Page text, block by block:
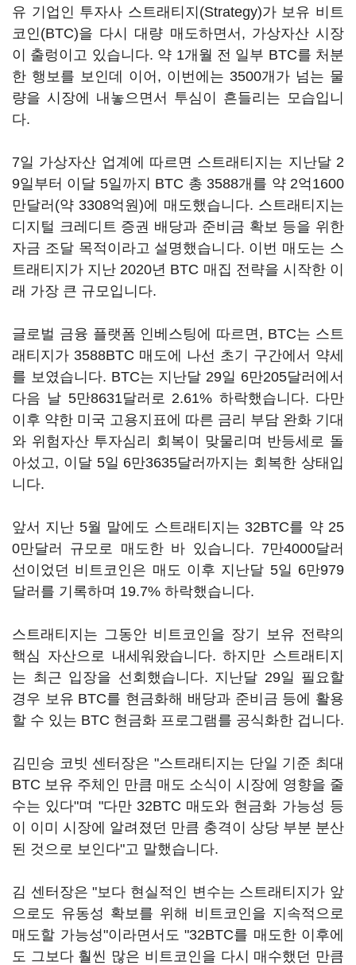
유 기업인 투자사 스트래티지(Strategy)가 보유 비트
코인(BTC)을 다시 대량 매도하면서, 가상자산 시장
이 출렁이고 있습니다. 약 1개월 전 일부 BTC를 처분
한 행보를 보인데 이어, 이번에는 3500개가 넘는 물
량을 시장에 내놓으면서 투심이 흔들리는 모습입니
다.
7일 가상자산 업계에 따르면 스트래티지는 지난달 2
9일부터 이달 5일까지 BTC 총 3588개를 약 2억1600
만달러(약 3308억원)에 매도했습니다. 스트래티지는
디지털 크레디트 증권 배당과 준비금 확보 등을 위한
자금 조달 목적이라고 설명했습니다. 이번 매도는 스
트래티지가 지난 2020년 BTC 매집 전략을 시작한 이
래 가장 큰 규모입니다.
글로벌 금융 플랫폼 인베스팅에 따르면, BTC는 스트
래티지가 3588BTC 매도에 나선 초기 구간에서 약세
를 보였습니다. BTC는 지난달 29일 6만205달러에서
다음 날 5만8631달러로 2.61% 하락했습니다. 다만
이후 약한 미국 고용지표에 따른 금리 부담 완화 기대
와 위험자산 투자심리 회복이 맞물리며 반등세로 돌
아섰고, 이달 5일 6만3635달러까지는 회복한 상태입
니다.
앞서 지난 5월 말에도 스트래티지는 32BTC를 약 25
0만달러 규모로 매도한 바 있습니다. 7만4000달러
선이었던 비트코인은 매도 이후 지난달 5일 6만979
달러를 기록하며 19.7% 하락했습니다.
스트래티지는 그동안 비트코인을 장기 보유 전략의
핵심 자산으로 내세워왔습니다. 하지만 스트래티지
는 최근 입장을 선회했습니다. 지난달 29일 필요할
경우 보유 BTC를 현금화해 배당과 준비금 등에 활용
할 수 있는 BTC 현금화 프로그램를 공식화한 겁니다.
김민승 코빗 센터장은 "스트래티지는 단일 기준 최대
BTC 보유 주체인 만큼 매도 소식이 시장에 영향을 줄
수는 있다"며 "다만 32BTC 매도와 현금화 가능성 등
이 이미 시장에 알려졌던 만큼 충격이 상당 부분 분산
된 것으로 보인다"고 말했습니다.
김 센터장은 "보다 현실적인 변수는 스트래티지가 앞
으로도 유동성 확보를 위해 비트코인을 지속적으로
매도할 가능성"이라면서도 "32BTC를 매도한 이후에
도 그보다 훨씬 많은 비트코인을 다시 매수했던 만큼